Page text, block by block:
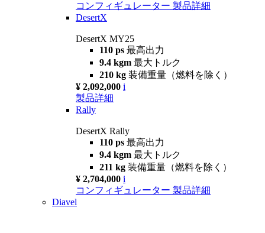
コンフィギュレーター 製品詳細
DesertX
DesertX MY25
110 ps 最高出力
9.4 kgm 最大トルク
210 kg 装備重量（燃料を除く）
¥ 2,092,000 i
製品詳細
Rally
DesertX Rally
110 ps 最高出力
9.4 kgm 最大トルク
211 kg 装備重量（燃料を除く）
¥ 2,704,000 i
コンフィギュレーター 製品詳細
Diavel